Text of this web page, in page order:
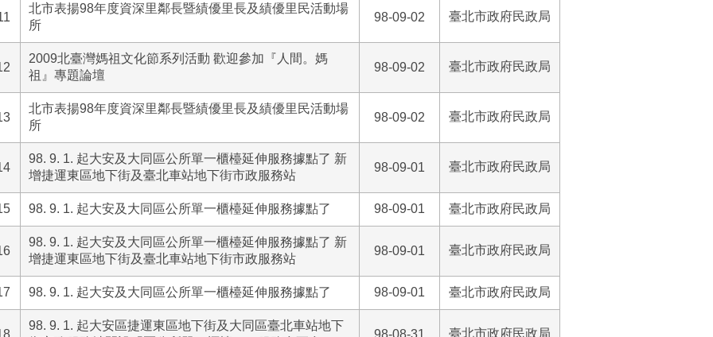
北市表揚98年度資深里鄰長暨績優里長及績優里民活動場
所
98-09-02 臺北市政府民政局
2009北臺灣媽祖文化節系列活動 歡迎參加『人間。媽
祖』專題論壇
98-09-02 臺北市政府民政局
北市表揚98年度資深里鄰長暨績優里長及績優里民活動場
所
98-09-02 臺北市政府民政局
98. 9. 1. 起大安及大同區公所單一櫃檯延伸服務據點了 新
增捷運東區地下街及臺北車站地下街市政服務站
98-09-01 臺北市政府民政局
98. 9. 1. 起大安及大同區公所單一櫃檯延伸服務據點了 98-09-01 臺北市政府民政局
98. 9. 1. 起大安及大同區公所單一櫃檯延伸服務據點了 新
增捷運東區地下街及臺北車站地下街市政服務站
98-09-01 臺北市政府民政局
98. 9. 1. 起大安及大同區公所單一櫃檯延伸服務據點了 98-09-01 臺北市政府民政局
98. 9. 1. 起大安區捷運東區地下街及大同區臺北車站地下
98-08-31 臺北市政府民政局